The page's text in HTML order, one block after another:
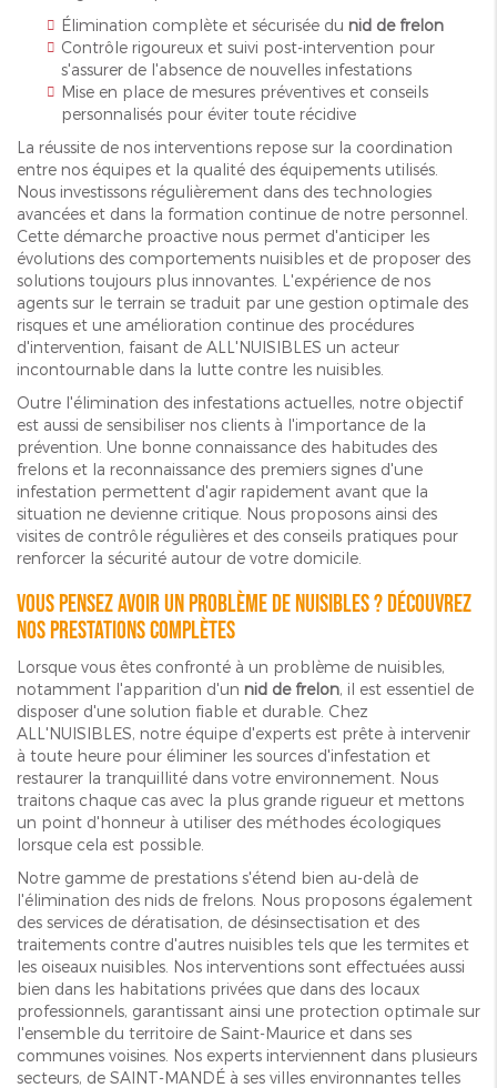
Élimination complète et sécurisée du nid de frelon
Contrôle rigoureux et suivi post-intervention pour
s'assurer de l'absence de nouvelles infestations
Mise en place de mesures préventives et conseils
personnalisés pour éviter toute récidive
La réussite de nos interventions repose sur la coordination
entre nos équipes et la qualité des équipements utilisés.
Nous investissons régulièrement dans des technologies
avancées et dans la formation continue de notre personnel.
Cette démarche proactive nous permet d'anticiper les
évolutions des comportements nuisibles et de proposer des
solutions toujours plus innovantes. L'expérience de nos
agents sur le terrain se traduit par une gestion optimale des
risques et une amélioration continue des procédures
d'intervention, faisant de ALL'NUISIBLES un acteur
incontournable dans la lutte contre les nuisibles.
Outre l'élimination des infestations actuelles, notre objectif
est aussi de sensibiliser nos clients à l'importance de la
prévention. Une bonne connaissance des habitudes des
frelons et la reconnaissance des premiers signes d'une
infestation permettent d'agir rapidement avant que la
situation ne devienne critique. Nous proposons ainsi des
visites de contrôle régulières et des conseils pratiques pour
renforcer la sécurité autour de votre domicile.
Vous pensez avoir un problème de nuisibles ? Découvrez
nos prestations complètes
Lorsque vous êtes confronté à un problème de nuisibles,
notamment l'apparition d'un nid de frelon, il est essentiel de
disposer d'une solution fiable et durable. Chez
ALL'NUISIBLES, notre équipe d'experts est prête à intervenir
à toute heure pour éliminer les sources d'infestation et
restaurer la tranquillité dans votre environnement. Nous
traitons chaque cas avec la plus grande rigueur et mettons
un point d'honneur à utiliser des méthodes écologiques
lorsque cela est possible.
Notre gamme de prestations s'étend bien au-delà de
l'élimination des nids de frelons. Nous proposons également
des services de dératisation, de désinsectisation et des
traitements contre d'autres nuisibles tels que les termites et
les oiseaux nuisibles. Nos interventions sont effectuées aussi
bien dans les habitations privées que dans des locaux
professionnels, garantissant ainsi une protection optimale sur
l'ensemble du territoire de Saint-Maurice et dans ses
communes voisines. Nos experts interviennent dans plusieurs
secteurs, de SAINT-MANDÉ à ses villes environnantes telles